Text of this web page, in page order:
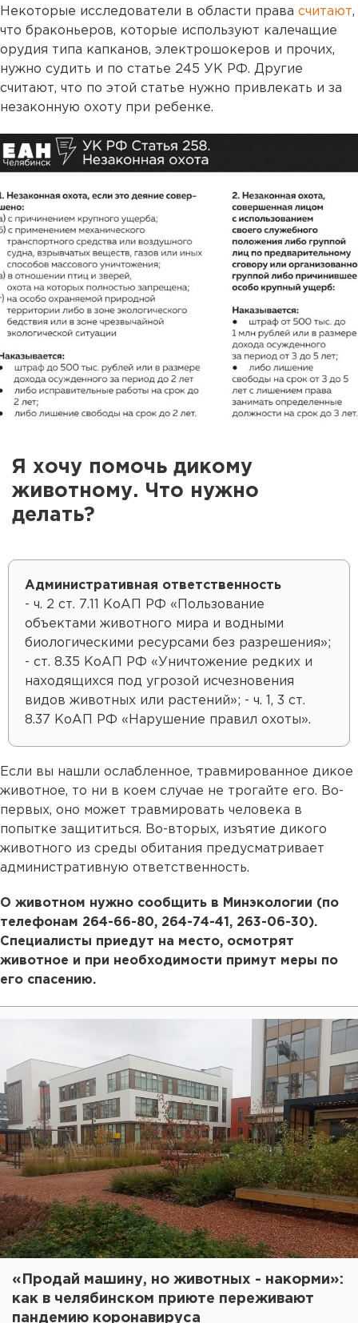
Некоторые исследователи в области права считают,
что браконьеров, которые используют калечащие
орудия типа капканов, электрошокеров и прочих,
нужно судить и по статье 245 УК РФ. Другие
считают, что по этой статье нужно привлекать и за
незаконную охоту при ребенке.
Я хочу помочь дикому
животному. Что нужно
делать?
Административная ответственность
- ч. 2 ст. 7.11 КоАП РФ «Пользование
объектами животного мира и водными
биологическими ресурсами без разрешения»;
- ст. 8.35 КоАП РФ «Уничтожение редких и
находящихся под угрозой исчезновения
видов животных или растений»; - ч. 1, 3 ст.
8.37 КоАП РФ «Нарушение правил охоты».
Если вы нашли ослабленное, травмированное дикое
животное, то ни в коем случае не трогайте его. Во-
первых, оно может травмировать человека в
попытке защититься. Во-вторых, изъятие дикого
животного из среды обитания предусматривает
административную ответственность.
О животном нужно сообщить в Минэкологии (по
телефонам 264-66-80, 264-74-41, 263-06-30).
Специалисты приедут на место, осмотрят
животное и при необходимости примут меры по
его спасению.
«Продай машину, но животных - накорми»:
как в челябинском приюте переживают
пандемию коронавируса